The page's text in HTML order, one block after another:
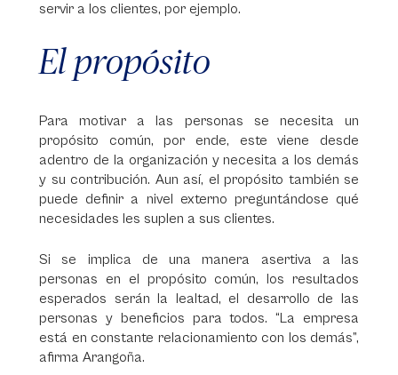
servir a los clientes, por ejemplo.
El propósito
Para motivar a las personas se necesita un
propósito común, por ende, este viene desde
adentro de la organización y necesita a los demás
y su contribución. Aun así, el propósito también se
puede definir a nivel externo preguntándose qué
necesidades les suplen a sus clientes.
Si se implica de una manera asertiva a las
personas en el propósito común, los resultados
esperados serán la lealtad, el desarrollo de las
personas y beneficios para todos. “La empresa
está en constante relacionamiento con los demás”,
afirma Arangoña.